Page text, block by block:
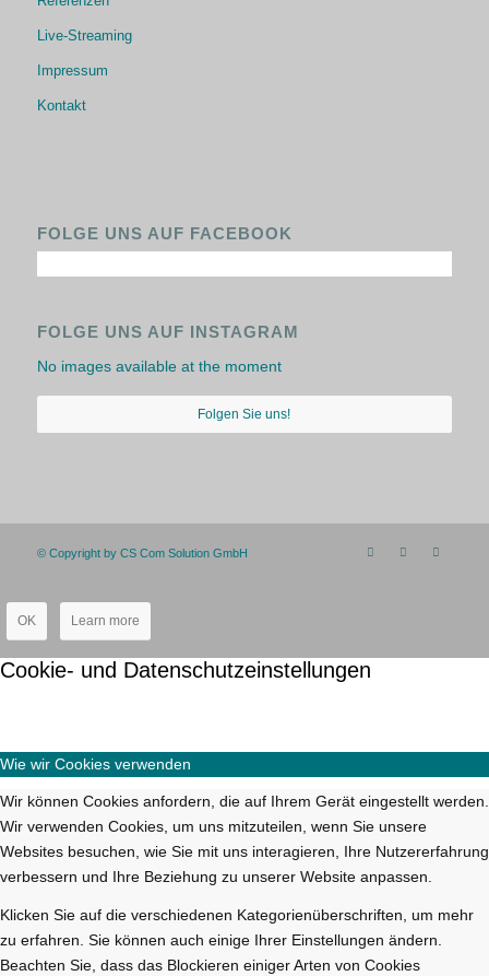
Live-Streaming
Impressum
Kontakt
FOLGE UNS AUF FACEBOOK
FOLGE UNS AUF INSTAGRAM
No images available at the moment
Folgen Sie uns!
© Copyright by CS Com Solution GmbH
OK Learn more
Cookie- und Datenschutzeinstellungen
Wie wir Cookies verwenden
Wir können Cookies anfordern, die auf Ihrem Gerät eingestellt werden.
Wir verwenden Cookies, um uns mitzuteilen, wenn Sie unsere
Websites besuchen, wie Sie mit uns interagieren, Ihre Nutzererfahrung
verbessern und Ihre Beziehung zu unserer Website anpassen.
Klicken Sie auf die verschiedenen Kategorienüberschriften, um mehr
zu erfahren. Sie können auch einige Ihrer Einstellungen ändern.
Beachten Sie, dass das Blockieren einiger Arten von Cookies